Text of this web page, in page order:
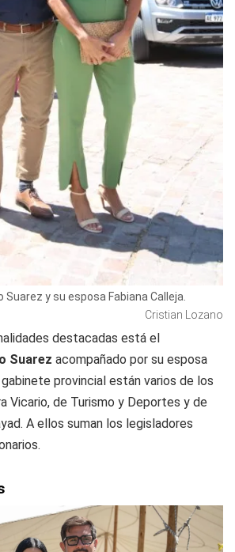
Suarez y su esposa Fabiana Calleja.
Cristian Lozano
destacadas está el
Suarez acompañado por su esposa
gabinete provincial están varios de los
Vicario, de Turismo y Deportes y de
A ellos suman los legisladores